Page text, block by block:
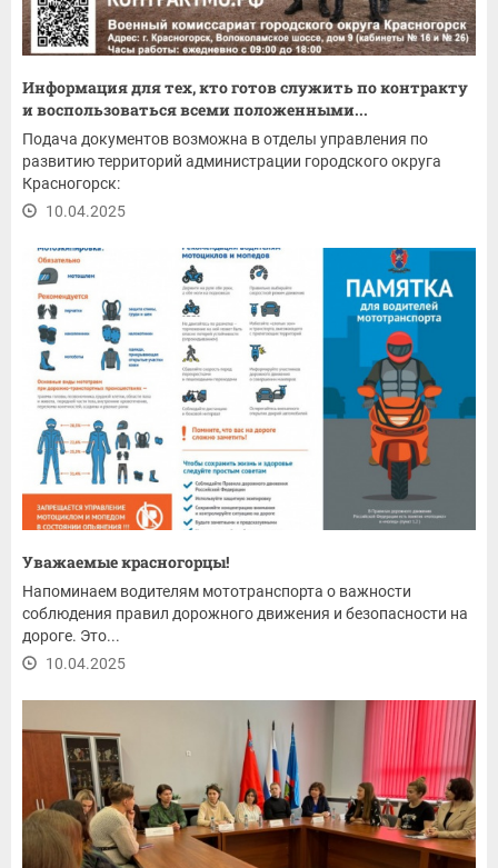
Информация для тех, кто готов служить по контракту
и воспользоваться всеми положенными...
Подача документов возможна в отделы управления по
развитию территорий администрации городского округа
Красногорск:
10.04.2025
Уважаемые красногорцы!
Напоминаем водителям мототранспорта о важности
соблюдения правил дорожного движения и безопасности на
дороге. Это...
10.04.2025